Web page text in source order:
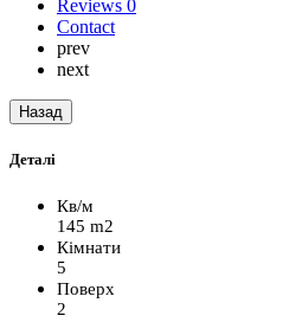
Reviews 0
Contact
prev
next
Назад
Деталі
Кв/м
145 m2
Кімнати
5
Поверх
2